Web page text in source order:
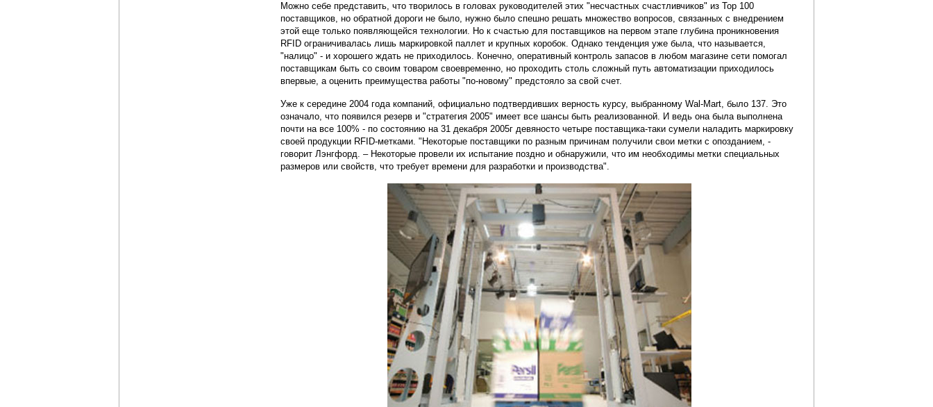
Можно себе представить, что творилось в головах руководителей этих "несчастных счастливчиков" из Top 100
поставщиков, но обратной дороги не было, нужно было спешно решать множество вопросов, связанных с внедрением
этой еще только появляющейся технологии. Но к счастью для поставщиков на первом этапе глубина проникновения
RFID ограничивалась лишь маркировкой паллет и крупных коробок. Однако тенденция уже была, что называется,
"налицо" - и хорошего ждать не приходилось. Конечно, оперативный контроль запасов в любом магазине сети помогал
поставщикам быть со своим товаром своевременно, но проходить столь сложный путь автоматизации приходилось
впервые, а оценить преимущества работы "по-новому" предстояло за свой счет.
Уже к середине 2004 года компаний, официально подтвердивших верность курсу, выбранному Wal-Mart, было 137. Это
означало, что появился резерв и "стратегия 2005" имеет все шансы быть реализованной. И ведь она была выполнена
почти на все 100% - по состоянию на 31 декабря 2005г девяносто четыре поставщика-таки сумели наладить маркировку
своей продукции RFID-метками. "Некоторые поставщики по разным причинам получили свои метки с опозданием, -
говорит Лэнгфорд. – Некоторые провели их испытание поздно и обнаружили, что им необходимы метки специальных
размеров или свойств, что требует времени для разработки и производства".